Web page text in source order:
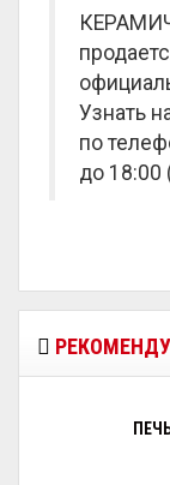
Узнать
по
до